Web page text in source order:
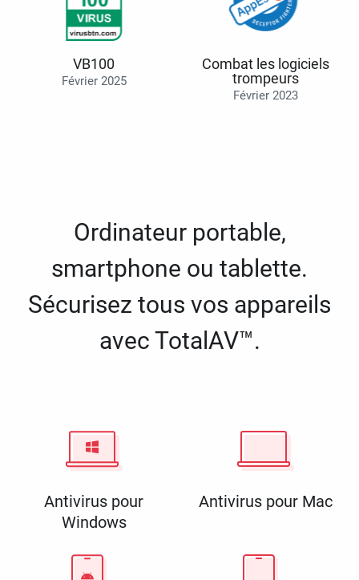
VB100
Février 2025
Combat les logiciels
trompeurs
Février 2023
Ordinateur portable,
smartphone ou tablette.
Sécurisez tous vos appareils
avec TotalAV™.
Antivirus pour
Windows
Antivirus pour Mac